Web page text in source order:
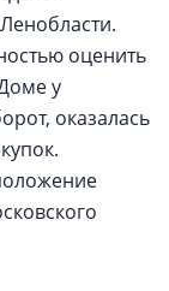
оценить
у
оказалась